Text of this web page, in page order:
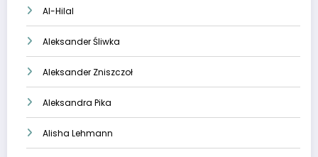
Al-Hilal
Aleksander Śliwka
Aleksander Zniszczoł
Aleksandra Pika
Alisha Lehmann